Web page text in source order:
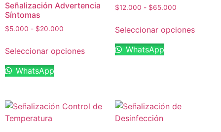
Señalización Advertencia
Síntomas
$5.000 - $20.000
Seleccionar opciones
WhatsApp
$12.000 - $65.000
Seleccionar opciones
WhatsApp